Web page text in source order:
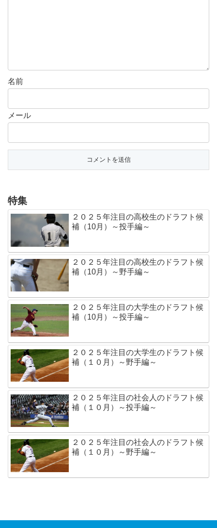
名前
メール
特集
２０２５年注目の高校生のドラフト候
補（10月）～投手編～
２０２５年注目の高校生のドラフト候
補（10月）～野手編～
２０２５年注目の大学生のドラフト候
補（10月）～投手編～
２０２５年注目の大学生のドラフト候
補（１０月）～野手編～
２０２５年注目の社会人のドラフト候
補（１０月）～投手編～
２０２５年注目の社会人のドラフト候
補（１０月）～野手編～